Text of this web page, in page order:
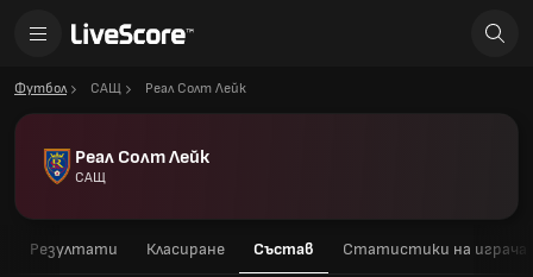
Футбол САЩ Реал Солт Лейк
Реал Солт Лейк
САЩ
Резултати Класиране Състав Статистики на играча